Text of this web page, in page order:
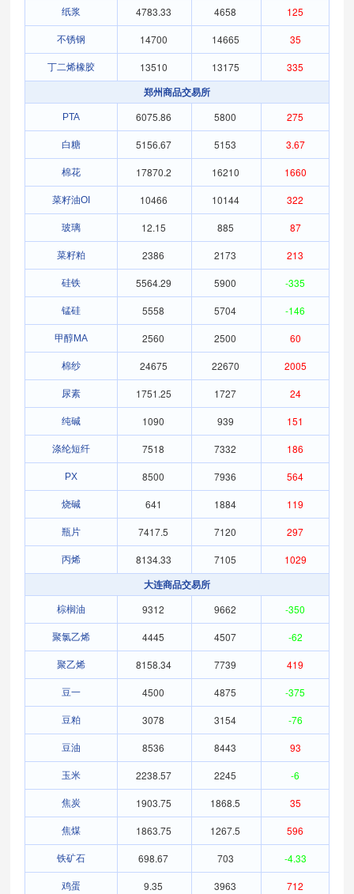
纸浆 4783.33 4658 125
不锈钢 14700 14665 35
丁二烯橡胶 13510 13175 335
郑州商品交易所
PTA 6075.86 5800 275
白糖 5156.67 5153 3.67
棉花 17870.2 16210 1660
菜籽油OI 10466 10144 322
玻璃 12.15 885 87
菜籽粕 2386 2173 213
硅铁 5564.29 5900 -335
锰硅 5558 5704 -146
甲醇MA 2560 2500 60
棉纱 24675 22670 2005
尿素 1751.25 1727 24
纯碱 1090 939 151
涤纶短纤 7518 7332 186
PX 8500 7936 564
烧碱 641 1884 119
瓶片 7417.5 7120 297
丙烯 8134.33 7105 1029
大连商品交易所
棕榈油 9312 9662 -350
聚氯乙烯 4445 4507 -62
聚乙烯 8158.34 7739 419
豆一 4500 4875 -375
豆粕 3078 3154 -76
豆油 8536 8443 93
玉米 2238.57 2245 -6
焦炭 1903.75 1868.5 35
焦煤 1863.75 1267.5 596
铁矿石 698.67 703 -4.33
鸡蛋 9.35 3963 712